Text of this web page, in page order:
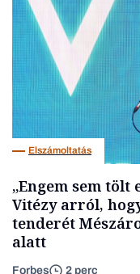
Elszámoltatás
„Engem sem tölt
Vitézy arról,
tenderét
alatt
Forbes 2 perc